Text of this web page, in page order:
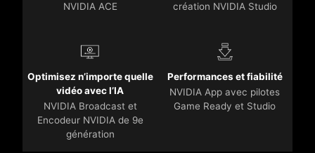
NVIDIA ACE
création NVIDIA Studio
Optimisez n’importe quelle
vidéo avec l’IA
NVIDIA Broadcast et
Encodeur NVIDIA de 9e
génération
Performances et fiabilité
NVIDIA App avec pilotes
Game Ready et Studio